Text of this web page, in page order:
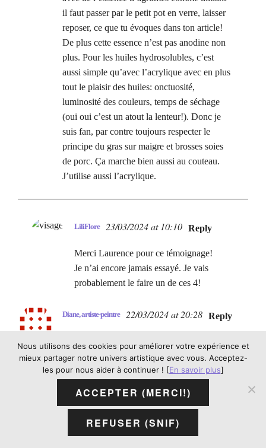
il faut passer par le petit pot en verre, laisser
reposer, ce que tu évoques dans ton article!
De plus cette essence n’est pas anodine non
plus. Pour les huiles hydrosolubles, c’est
aussi simple qu’avec l’acrylique avec en plus
tout le plaisir des huiles: onctuosité,
luminosité des couleurs, temps de séchage
(oui oui c’est un atout la lenteur!). Donc je
suis fan, par contre toujours respecter le
principe du gras sur maigre et brosses soies
de porc. Ça marche bien aussi au couteau.
J’utilise aussi l’acrylique.
LiliFlore 23/03/2024 at 10:10 Reply
Merci Laurence pour ce témoignage!
Je n’ai encore jamais essayé. Je vais
probablement le faire un de ces 4!
Diane, artiste-peintre 22/03/2024 at 20:28 Reply
Merci pour infos sur « choisir la peinture à
l’huile ou à l’acrylique. Votre premier article
me réjouit beaucoup, et confirme ce que je
recherche, d’expériencesey de sensibilisation.
Nous utilisons des cookies pour améliorer votre expérience et
mieux partager notre univers artistique avec vous. Acceptez-
les pour nous aider à continuer ! [En savoir plus]
ACCEPTER (MERCI!)
REFUSER (SNIF)